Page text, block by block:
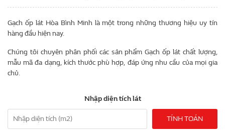
Gạch ốp lát Hòa Bình Minh là một trong những thương hiệu uy tín
hàng đầu hiện nay.
Chúng tôi chuyên phân phối các sản phẩm Gạch ốp lát chất lượng,
mẫu mã đa dạng, kích thước phù hợp, đáp ứng nhu cầu của mọi gia
chủ.
Nhập diện tích lát
TÍNH TOÁN